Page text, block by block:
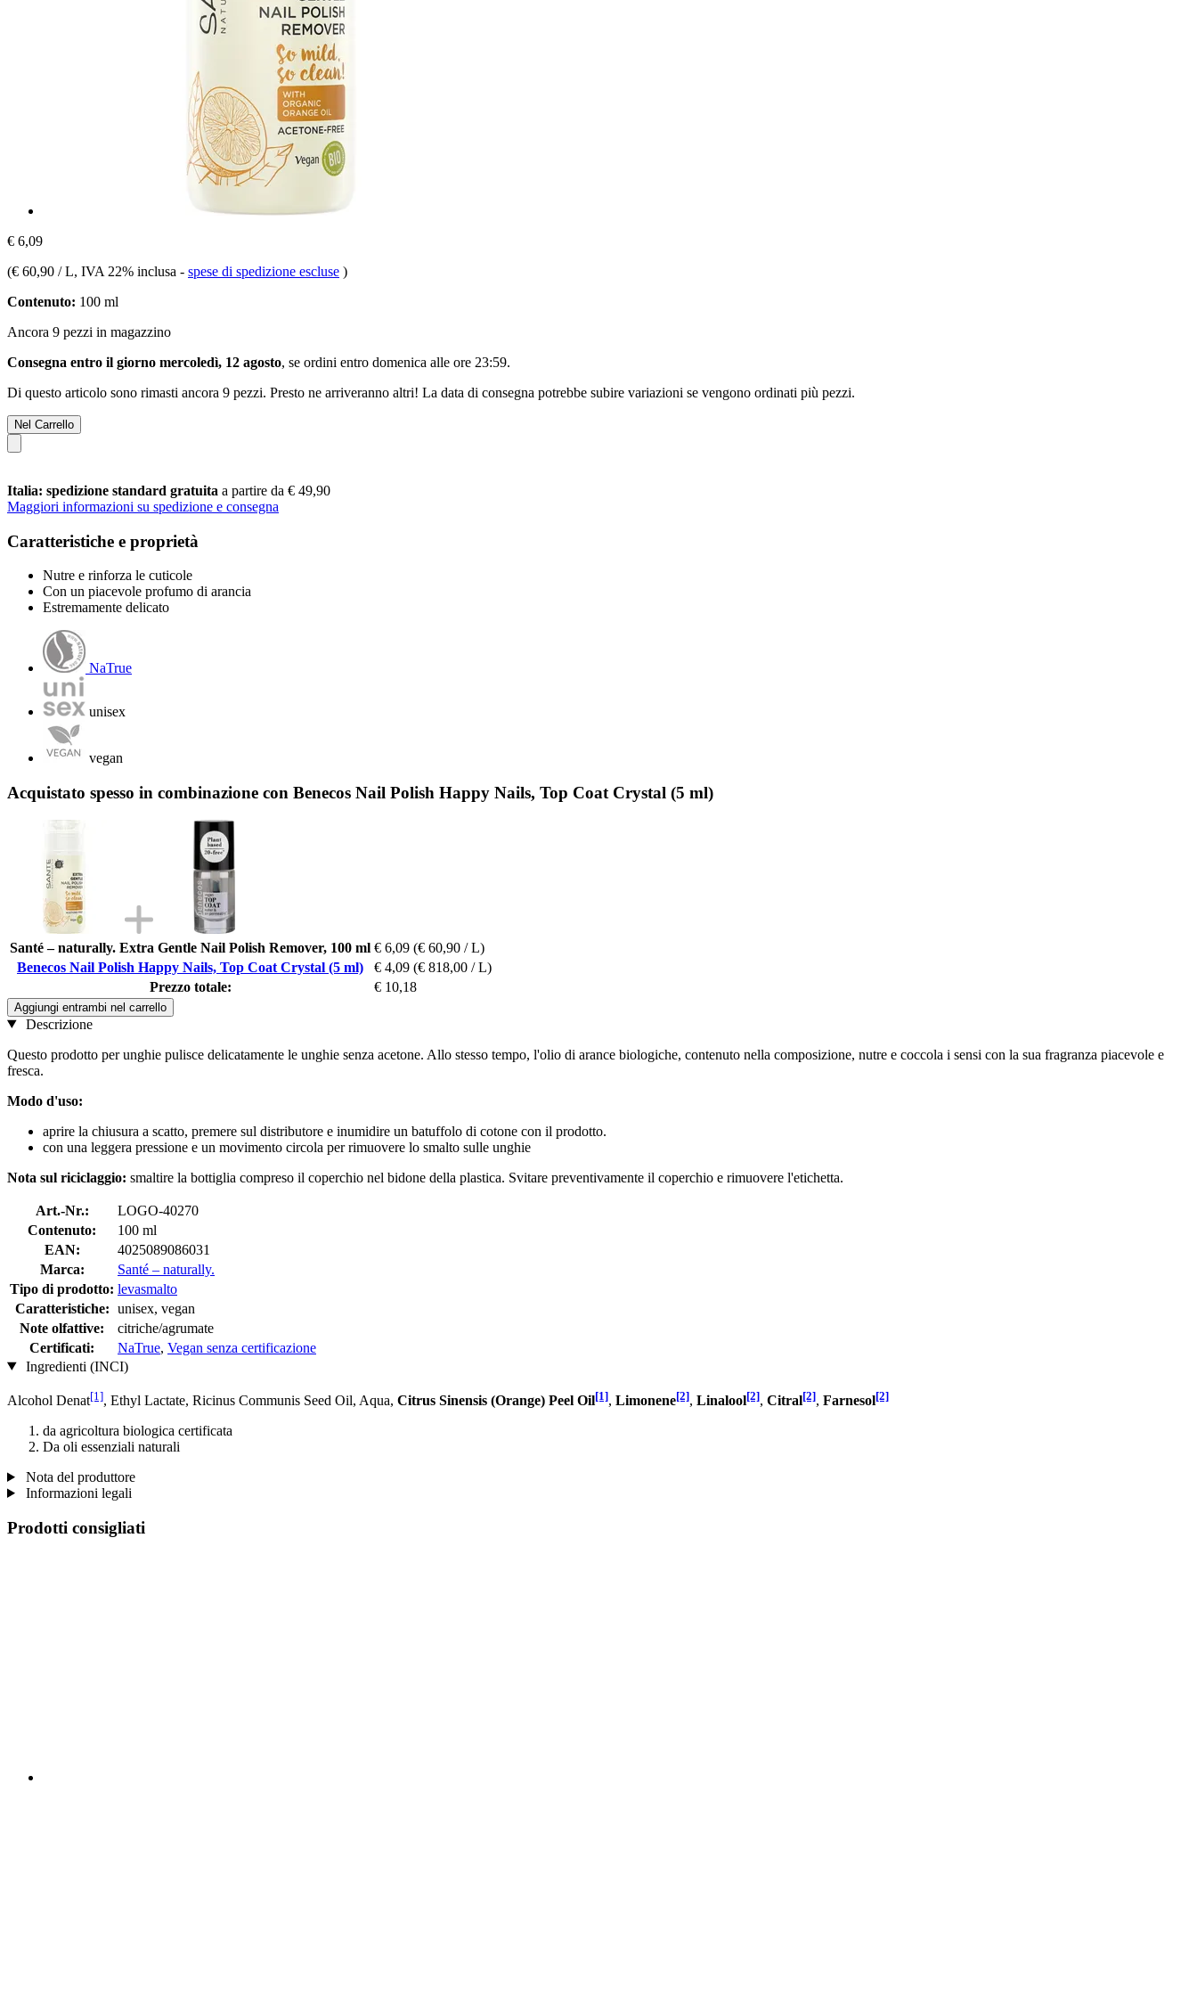
€ 6,09
(€ 60,90 / L, IVA 22% inclusa - spese di spedizione escluse )
Contenuto: 100 ml
Ancora 9 pezzi in magazzino
Consegna entro il giorno mercoledì, 12 agosto, se ordini entro domenica alle ore 23:59.
Di questo articolo sono rimasti ancora 9 pezzi. Presto ne arriveranno altri! La data di consegna potrebbe subire variazioni se vengono ordinati più pezzi.
Nel Carrello
Italia: spedizione standard gratuita a partire da € 49,90
Maggiori informazioni su spedizione e consegna
Caratteristiche e proprietà
Nutre e rinforza le cuticole
Con un piacevole profumo di arancia
Estremamente delicato
NaTrue
unisex
vegan
Acquistato spesso in combinazione con Benecos Nail Polish Happy Nails, Top Coat Crystal (5 ml)
Santé – naturally. Extra Gentle Nail Polish Remover, 100 ml € 6,09 (€ 60,90 / L)
Benecos Nail Polish Happy Nails, Top Coat Crystal (5 ml)
€ 4,09 (€ 818,00 / L)
Prezzo totale:
€ 10,18
Aggiungi entrambi nel carrello
Descrizione
Questo prodotto per unghie pulisce delicatamente le unghie senza acetone. Allo stesso tempo, l'olio di arance biologiche, contenuto nella composizione, nutre e coccola i sensi con la sua fragranza piacevole e
fresca.
Modo d'uso:
aprire la chiusura a scatto, premere sul distributore e inumidire un batuffolo di cotone con il prodotto.
con una leggera pressione e un movimento circola per rimuovere lo smalto sulle unghie
Nota sul riciclaggio: smaltire la bottiglia compreso il coperchio nel bidone della plastica. Svitare preventivamente il coperchio e rimuovere l'etichetta.
Art.-Nr.:
LOGO-40270
Contenuto:
100 ml
EAN:
4025089086031
Marca:
Santé – naturally.
Tipo di prodotto: levasmalto
Caratteristiche: unisex, vegan
Note olfattive:
citriche/agrumate
Certificati:
NaTrue, Vegan senza certificazione
Ingredienti (INCI)
Alcohol Denat[1], Ethyl Lactate, Ricinus Communis Seed Oil, Aqua, Citrus Sinensis (Orange) Peel Oil[1], Limonene[2], Linalool[2], Citral[2], Farnesol[2]
da agricoltura biologica certificata
Da oli essenziali naturali
Nota del produttore
Informazioni legali
Prodotti consigliati